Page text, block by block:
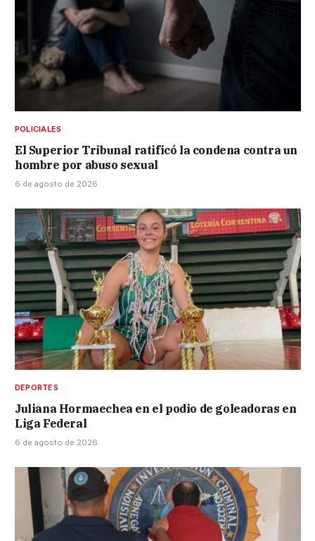
POLICIALES
El Superior Tribunal ratificó la condena contra un
hombre por abuso sexual
6 de agosto de 2026
DEPORTES
Juliana Hormaechea en el podio de goleadoras en
Liga Federal
6 de agosto de 2026